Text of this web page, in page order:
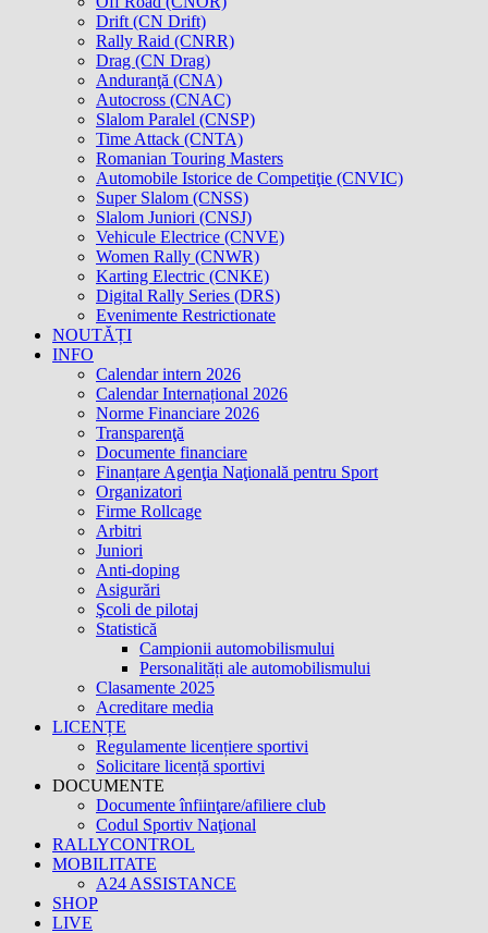
Drift (CN Drift)
Rally Raid (CNRR)
Drag (CN Drag)
Anduranţă (CNA)
Autocross (CNAC)
Slalom Paralel (CNSP)
Time Attack (CNTA)
Romanian Touring Masters
Automobile Istorice de Competiţie (CNVIC)
Super Slalom (CNSS)
Slalom Juniori (CNSJ)
Vehicule Electrice (CNVE)
Women Rally (CNWR)
Karting Electric (CNKE)
Digital Rally Series (DRS)
Evenimente Restrictionate
NOUTĂȚI
INFO
Calendar intern 2026
Calendar Internațional 2026
Norme Financiare 2026
Transparenţă
Documente financiare
Finanțare Agenţia Naţională pentru Sport
Organizatori
Firme Rollcage
Arbitri
Juniori
Anti-doping
Asigurări
Şcoli de pilotaj
Statistică
Campionii automobilismului
Personalități ale automobilismului
Clasamente 2025
Acreditare media
LICENȚE
Regulamente licențiere sportivi
Solicitare licență sportivi
DOCUMENTE
Documente înfiinţare/afiliere club
Codul Sportiv Naţional
RALLYCONTROL
MOBILITATE
A24 ASSISTANCE
SHOP
LIVE